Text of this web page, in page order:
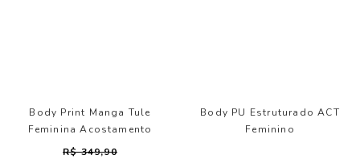
Body Print Manga Tule
Feminina Acostamento
R$ 349,90
Body PU Estruturado ACT
Feminino